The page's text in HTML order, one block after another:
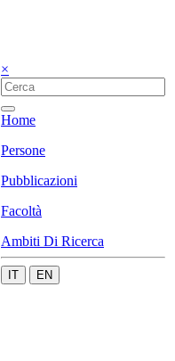
×
Home
Persone
Pubblicazioni
Facoltà
Ambiti Di Ricerca
IT EN